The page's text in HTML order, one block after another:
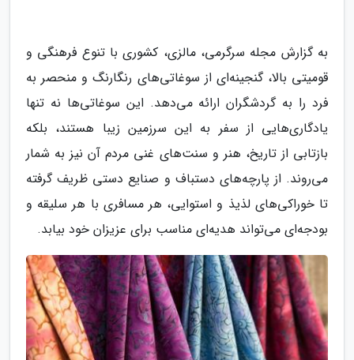
به گزارش مجله سرگرمی، مالزی، کشوری با تنوع فرهنگی و
قومیتی بالا، گنجینه‌ای از سوغاتی‌های رنگارنگ و منحصر به
فرد را به گردشگران ارائه می‌دهد. این سوغاتی‌ها نه تنها
یادگاری‌هایی از سفر به این سرزمین زیبا هستند، بلکه
بازتابی از تاریخ، هنر و سنت‌های غنی مردم آن نیز به شمار
می‌روند. از پارچه‌های دستباف و صنایع دستی ظریف گرفته
تا خوراکی‌های لذیذ و استوایی، هر مسافری با هر سلیقه و
بودجه‌ای می‌تواند هدیه‌ای مناسب برای عزیزان خود بیابد.